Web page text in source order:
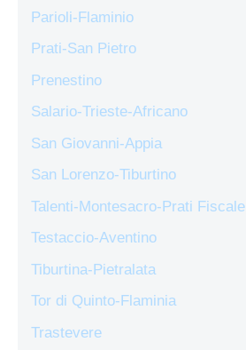
Parioli-Flaminio
Prati-San Pietro
Prenestino
Salario-Trieste-Africano
San Giovanni-Appia
San Lorenzo-Tiburtino
Talenti-Montesacro-Prati Fiscale
Testaccio-Aventino
Tiburtina-Pietralata
Tor di Quinto-Flaminia
Trastevere